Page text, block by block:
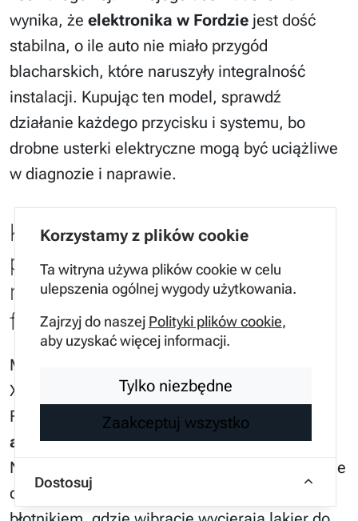
Korzystamy z plików cookie
Ta witryna używa plików cookie w celu
ulepszenia ogólnej wygody użytkowania.
Zajrzyj do naszej Polityki plików cookie,
aby uzyskać więcej informacji.
Tylko niezbędne
Zaakceptuj wszystko
Dostosuj
wynika, że elektronika w Fordzie jest dość
stabilna, o ile auto nie miało przygód
blacharskich, które naruszyły integralność
instalacji. Kupując ten model, sprawdź
działanie każdego przycisku i systemu, bo
drobne usterki elektryczne mogą być uciążliwe
w diagnozie i naprawie.
Korozja nadwozia wciąż
pozostaje problemem w
nowszych egzemplarzach
forda
Mogłoby się wydawać, że w drugiej dekadzie
XXI wieku problem rdzy został opanowany, ale
Focus MK3 udowadnia, żezabezpieczenie
antykorozyjnenadal ma słabe punkty.
Najbardziej narażone są progi, dolne krawędzie
drzwi oraz miejsca styku tylnego zderzaka z